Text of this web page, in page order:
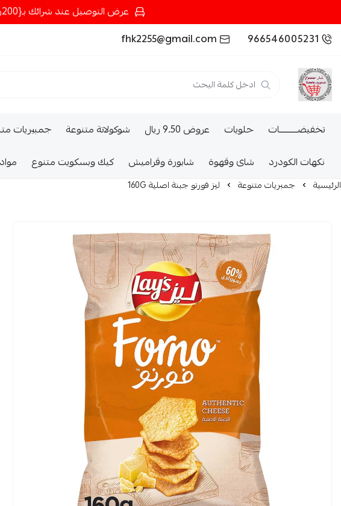
عرض التوصيل عند شرائك بـ{200ريال} التوصيل مجانا التوصيل في مكه فقط كل اسبوع اصناف جديدة
966546005231
fhk2255@gmail.com
تخفيضــــــــــات حلويات عروض 9.50 ريال شوكولاتة متنوعة جمبيريات
نكهات الكودرد
شاى وقهوة شابورة وقراميش كيك وبسكويت متنوع
الرئيسية جمبريات متنوعة ليز فورنو جبنة اصلية 160G